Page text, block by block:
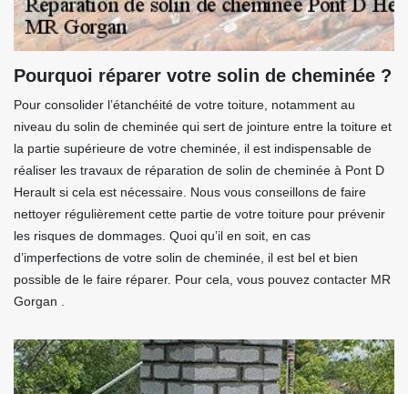
Pourquoi réparer votre solin de cheminée ?
Pour consolider l’étanchéité de votre toiture, notamment au
niveau du solin de cheminée qui sert de jointure entre la toiture et
la partie supérieure de votre cheminée, il est indispensable de
réaliser les travaux de réparation de solin de cheminée à Pont D
Herault si cela est nécessaire. Nous vous conseillons de faire
nettoyer régulièrement cette partie de votre toiture pour prévenir
les risques de dommages. Quoi qu’il en soit, en cas
d’imperfections de votre solin de cheminée, il est bel et bien
possible de le faire réparer. Pour cela, vous pouvez contacter MR
Gorgan .